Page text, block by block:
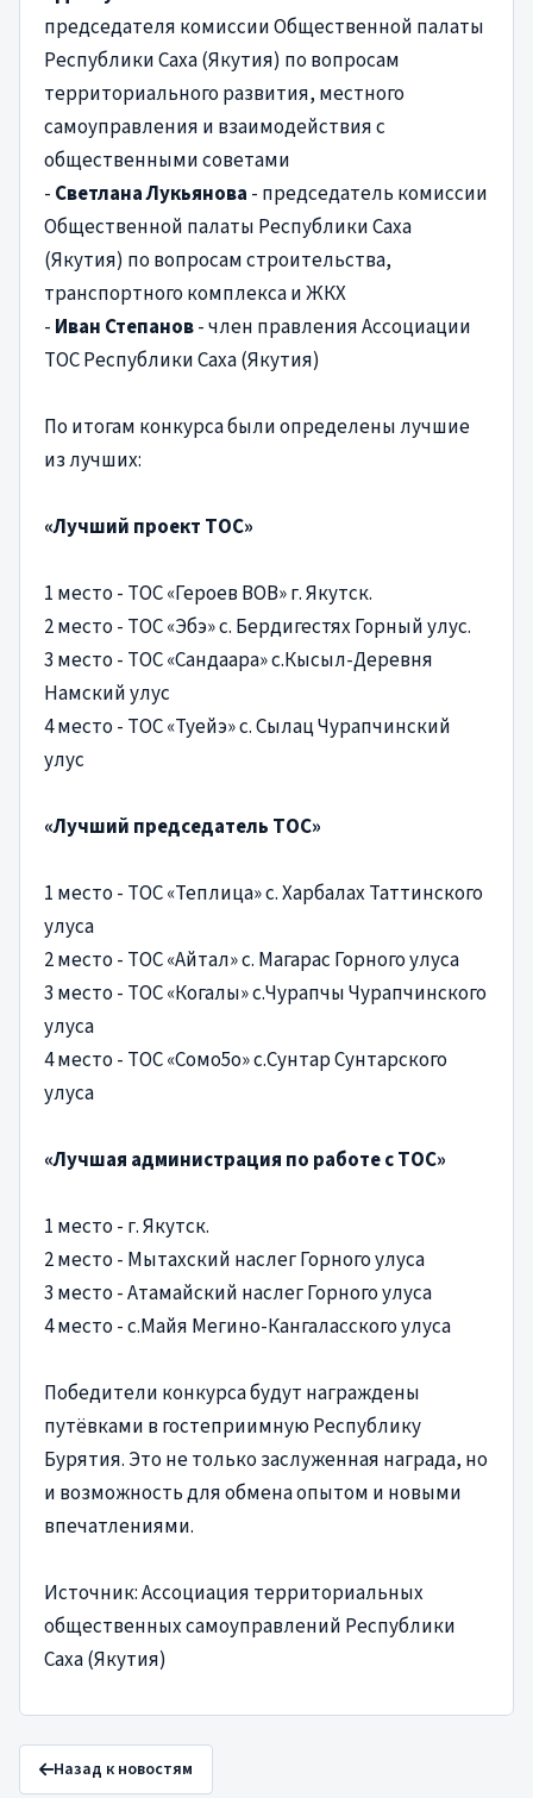
председателя комиссии Общественной палаты
Республики Саха (Якутия) по вопросам
территориального развития, местного
самоуправления и взаимодействия с
общественными советами
- Светлана Лукьянова - председатель комиссии
Общественной палаты Республики Саха
(Якутия) по вопросам строительства,
транспортного комплекса и ЖКХ
- Иван Степанов- член правления Ассоциации
ТОС Республики Саха (Якутия)
По итогам конкурса были определены лучшие
из лучших:
«Лучший проект ТОС»
1 место - ТОС «Героев ВОВ» г. Якутск.
2 место - ТОС «Эбэ» с. Бердигестях Горный улус.
3 место - ТОС «Сандаара» с.Кысыл-Деревня
Намский улус
4 место - ТОС «Туейэ» с. Сылац Чурапчинский
улус
«Лучший председатель ТОС»
1 место - ТОС «Теплица» с. Харбалах Таттинского
улуса
2 место - ТОС «Айтал» с. Магарас Горного улуса
3 место - ТОС «Когалы» с.Чурапчы Чурапчинского
улуса
4 место - ТОС «Сомо5о» с.Сунтар Сунтарского
улуса
«Лучшая администрация по работе с ТОС»
1 место - г. Якутск.
2 место - Мытахский наслег Горного улуса
3 место - Атамайский наслег Горного улуса
4 место - с.Майя Мегино-Кангаласского улуса
Победители конкурса будут награждены
путёвками в гостеприимную Республику
Бурятия. Это не только заслуженная награда, но
и возможность для обмена опытом и новыми
впечатлениями.
Источник: Ассоциация территориальных
общественных самоуправлений Республики
Саха (Якутия)
Назад к новостям